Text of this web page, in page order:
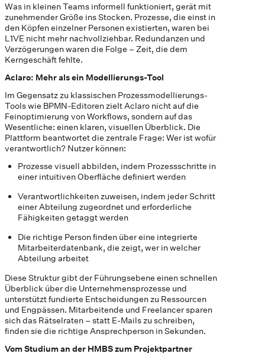
Was in kleinen Teams informell funktioniert, gerät mit
zunehmender Größe ins Stocken. Prozesse, die einst in
den Köpfen einzelner Personen existierten, waren bei
L1VE nicht mehr nachvollziehbar. Redundanzen und
Verzögerungen waren die Folge – Zeit, die dem
Kerngeschäft fehlte.
Aclaro: Mehr als ein Modellierungs-Tool
Im Gegensatz zu klassischen Prozessmodellierungs-
Tools wie BPMN-Editoren zielt Aclaro nicht auf die
Feinoptimierung von Workflows, sondern auf das
Wesentliche: einen klaren, visuellen Überblick. Die
Plattform beantwortet die zentrale Frage: Wer ist wofür
verantwortlich? Nutzer können:
Prozesse visuell abbilden, indem Prozessschritte in
einer intuitiven Oberfläche definiert werden
Verantwortlichkeiten zuweisen, indem jeder Schritt
einer Abteilung zugeordnet und erforderliche
Fähigkeiten getaggt werden
Die richtige Person finden über eine integrierte
Mitarbeiterdatenbank, die zeigt, wer in welcher
Abteilung arbeitet
Diese Struktur gibt der Führungsebene einen schnellen
Überblick über die Unternehmensprozesse und
unterstützt fundierte Entscheidungen zu Ressourcen
und Engpässen. Mitarbeitende und Freelancer sparen
sich das Rätselraten – statt E-Mails zu schreiben,
finden sie die richtige Ansprechperson in Sekunden.
Vom Studium an der HMBS zum Projektpartner